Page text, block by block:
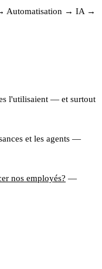
Automatisation → IA →
l'utilisaient — et surtout
et les agents —
nos employés? —